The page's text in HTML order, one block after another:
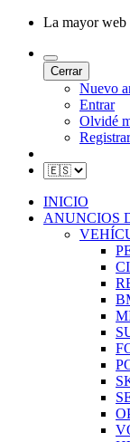
La mayor web
Cerrar
Nuevo
Entrar
Olvidé
INICIO
ANUNCIOS